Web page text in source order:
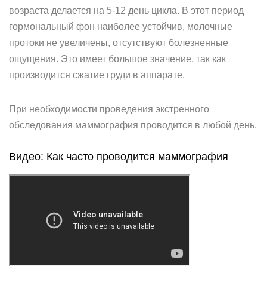
возраста делается на 5-12 день цикла. В этот период
гормональный фон наиболее устойчив, молочные
протоки не увеличены, отсутствуют болезненные
ощущения. Это имеет большое значение, так как
производится сжатие груди в аппарате.
При необходимости проведения экстренного
обследования маммография проводится в любой день.
Видео: Как часто проводится маммография